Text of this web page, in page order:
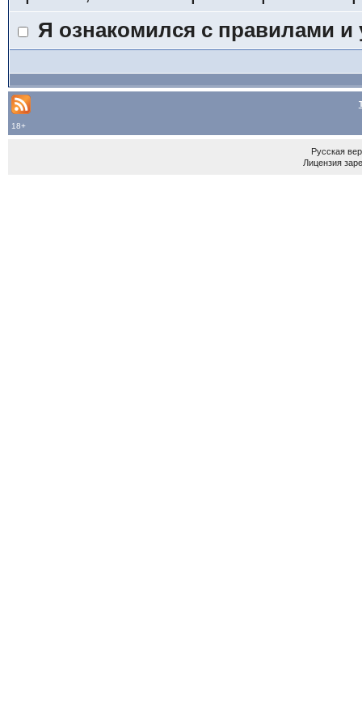
Я ознакомился с правилами
18+
Русская
Лицензия